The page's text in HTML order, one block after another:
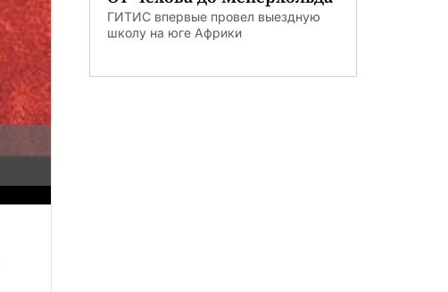
ГИТИС впервые провел выездную
школу на юге Африки